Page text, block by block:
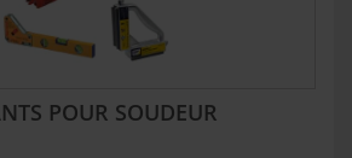
POUR SOUDEUR